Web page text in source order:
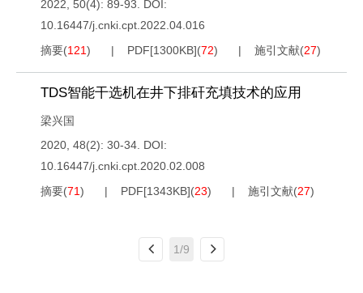
2022, 50(4): 89-93.
DOI:
10.16447/j.cnki.cpt.2022.04.016
摘要(121) PDF[1300KB](72) 施引文献(27)
TDS智能干选机在井下排矸充填技术的应用
梁兴国
2020, 48(2): 30-34. DOI:
10.16447/j.cnki.cpt.2020.02.008
摘要(71) PDF[1343KB](23) 施引文献(27)
1/9